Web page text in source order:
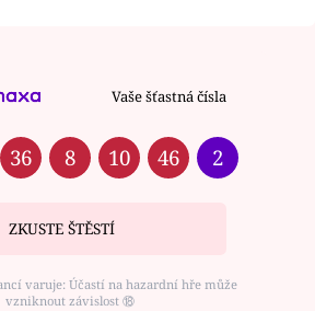
Vaše šťastná čísla
36 8 10 46 2
ZKUSTE ŠTĚSTÍ
varuje: Účastí na hazardní hře může
vzniknout závislost ⑱